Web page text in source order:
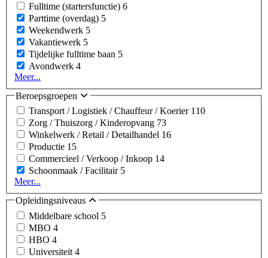
Fulltime (startersfunctie) 6
Parttime (overdag) 5
Weekendwerk 5
Vakantiewerk 5
Tijdelijke fulltime baan 5
Avondwerk 4
Meer...
Beroepsgroepen
Transport / Logistiek / Chauffeur / Koerier 110
Zorg / Thuiszorg / Kinderopvang 73
Winkelwerk / Retail / Detailhandel 16
Productie 15
Commercieel / Verkoop / Inkoop 14
Schoonmaak / Facilitair 5
Meer...
Opleidingsniveaus
Middelbare school 5
MBO 4
HBO 4
Universiteit 4